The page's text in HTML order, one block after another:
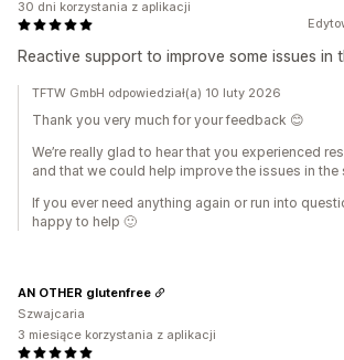
Reactive support to improve some issues in
30 dni korzystania z aplikacji
TFTW GmbH odpowiedział(a) 10 luty 2026
Thank you very much for your feedback 😊
We’re really glad to hear that you experienced
and that we could help improve the issues in the
If you ever need anything again or run into
happy to help 🙂
AN OTHER glutenfree
Szwajcaria
3 miesiące korzystania z aplikacji